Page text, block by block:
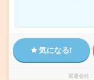
気になる!
派遣会社